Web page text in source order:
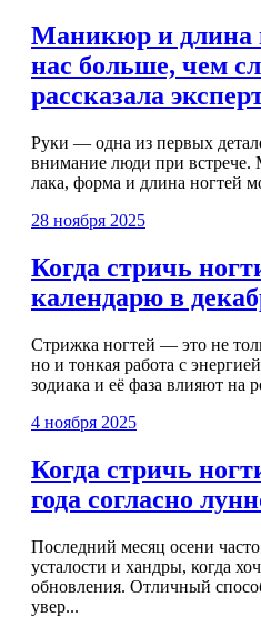
Маникюр и длина
нас больше, чем
рассказала
Руки — одна из первых
внимание люди при встрече.
лака, форма и длина ногтей
28 ноября 2025
Когда стричь
календарю в
Стрижка ногтей — это не
но и тонкая работа с
зодиака и её фаза влияют на
4 ноября 2025
Когда стричь
года согласно
Последний месяц осени
усталости и хандры, когда
обновления. Отличный
увер...